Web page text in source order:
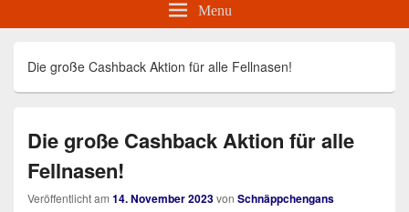
Menu
Die große Cashback Aktion für alle Fellnasen!
Die große Cashback Aktion für alle
Fellnasen!
Veröffentlicht am 14. November 2023von Schnäppchengans